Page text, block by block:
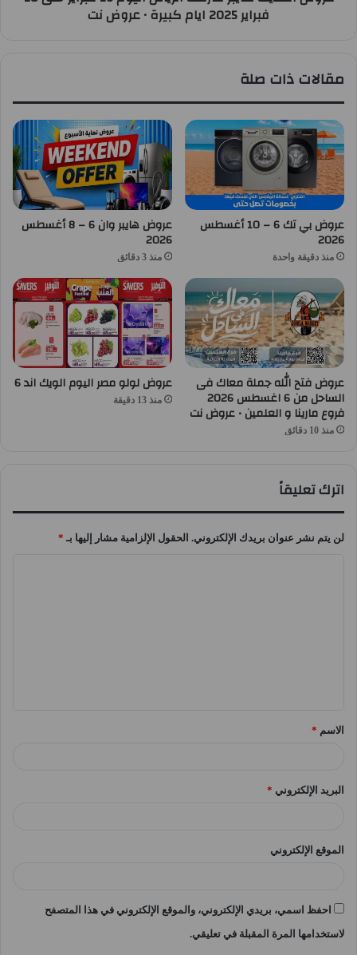
فبراير 2025 ايام كبيرة • عروض نت
مقالات ذات صلة
عروض بي تك 6 – 10 أغسطس
2026
منذ دقيقة واحدة
عروض هايبر وان 6 – 8 أغسطس
2026
منذ 3 دقائق
عروض فتح الله جملة معاك فى
الساحل من 6 اغسطس 2026
فروع مارينا و العلمين • عروض نت
منذ 10 دقائق
عروض لولو مصر اليوم الويك اند 6
منذ 13 دقيقة
اترك تعليقاً
لن يتم نشر عنوان بريدك الإلكتروني. الحقول الإلزامية مشار إليها بـ *
*الاسم *
البريد الإلكتروني *
الموقع الإلكتروني
احفظ اسمي، بريدي الإلكتروني، والموقع الإلكتروني في هذا المتصفح
لاستخدامها المرة المقبلة في تعليقي.